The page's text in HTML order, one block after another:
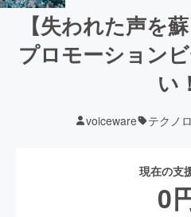
【失われた声を
プロモーション
い！
voiceware テクノ
現在の支
0